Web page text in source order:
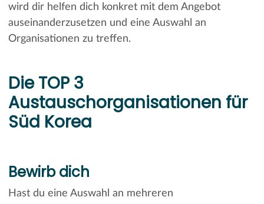
wird dir helfen dich konkret mit dem Angebot
auseinanderzusetzen und eine Auswahl an
Organisationen zu treffen.
Die TOP 3
Austauschorganisationen für
Süd Korea
Bewirb dich
Hast du eine Auswahl an mehreren